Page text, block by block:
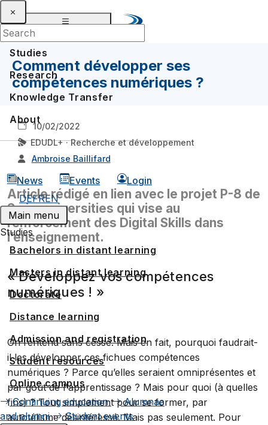
Studies
Research
Knowledge Transfer
About
News Events
Login
DEFREN
Main menu
Studies
Bachelors in distant learning
Masters in distant learning
Doctorate
Distance learning
Admission and registration
Student resources
Online campus
Continuing education
Alumnae
and alumni
Student events
Comment développer ses
compétences numériques ?
10/02/2022
EDUDL+ · Recherche et développement
Ambroise Baillifard
Article rédigé en lien avec le projet P-8 de
Swissuniversities qui vise au
renforcement des Digital Skills dans
l’enseignement.
« Développez vos compétences
numériques ! »
On l’entend sans cesse. Mais en fait, pourquoi faudrait-
il les développer ces fichues compétences
numériques ? Parce qu’elles seraient omniprésentes et
par goût de l'apprentissage ? Mais pour quoi (à quelles
fins) ? Tout simplement pour se former, par
autotélisme désintéressé. Mais pas seulement. Pour